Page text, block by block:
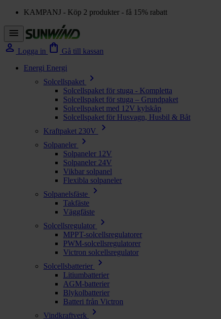
KAMPANJ - Köp 2 produkter - få 15% rabatt
menu
person Logga in shopping_bag Gå till kassan
Energi Energi
Solcellspaket
chevron_right
Solcellspaket för stuga - Kompletta
Solcellspaket för stuga – Grundpaket
Solcellspaket med 12V kylskåp
Solcellspaket för Husvagn, Husbil & Båt
Kraftpaket 230V
chevron_right
Solpaneler chevron_right
Solpaneler 12V
Solpaneler 24V
Vikbar solpanel
Flexibla solpaneler
Solpanelsfäste
chevron_right
Takfäste
Väggfäste
Solcellsregulator
chevron_right
MPPT-solcellsregulatorer
PWM-solcellsregulatorer
Victron solcellsregulator
Solcellsbatterier
chevron_right
Litiumbatterier
AGM-batterier
Blykolbatterier
Batteri från Victron
Vindkraftverk
chevron_right